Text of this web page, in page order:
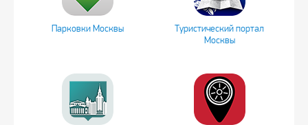
Парковки Москвы
Туристический портал
Москвы